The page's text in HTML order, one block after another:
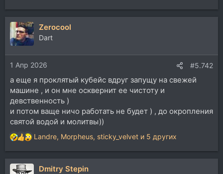
Zerocool
Dart
1 Апр 2026 #5.742
а еще я проклятый кубейс вдруг запущу на свежей
машине , и он мне осквернит ее чистоту и
девственность )
и потом ваще ничо работать не будет ) , до окропления
святой водой и молитвы))
Р
е
а
к
Landre, Morpheus, sticky_velvet и 5 других
Dmitry Stepin